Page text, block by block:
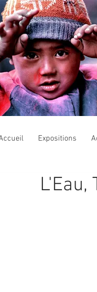
Expositions